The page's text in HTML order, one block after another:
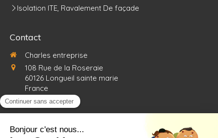
Isolation ITE, Ravalement De façade
Contact
Charles entreprise
108 Rue de la Roseraie
60126 Longueil sainte marie
France
0367726053